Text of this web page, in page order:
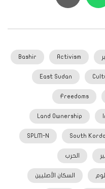
Activism
Bashir
East Sudan
Freedoms
Land Ownership
South
SPLM-N
الحرب
السكان الأصليين